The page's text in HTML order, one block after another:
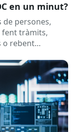
en un minut?
persones,
fent tràmits,
o rebent